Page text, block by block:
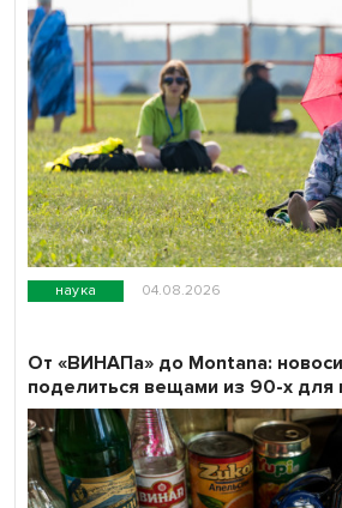
наука 04.08.2026
От «ВИНАПа» до Montana:
поделиться вещами из 90-х для